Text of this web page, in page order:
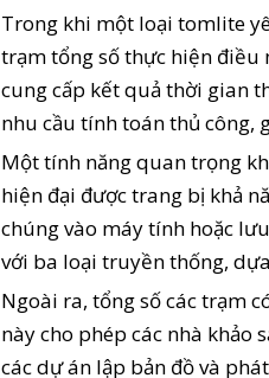
Trong khi một loại tomlite
trạm tổng số thực hiện điều
cung cấp kết quả thời gian
nhu cầu tính toán thủ công,
Một tính năng quan trọng
hiện đại được trang bị khả
chúng vào máy tính hoặc
với ba loại truyền thống,
Ngoài ra, tổng số các trạm
này cho phép các nhà khảo
các dự án lập bản đồ và